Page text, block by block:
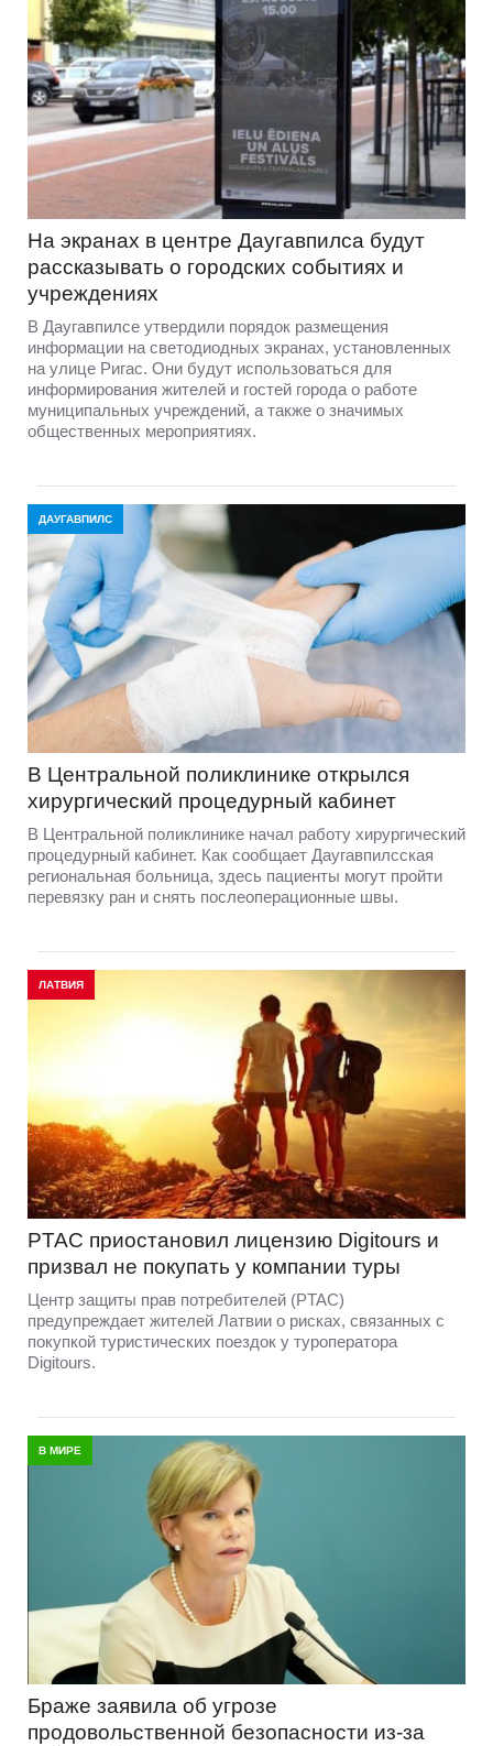
На экранах в центре Даугавпилса будут
рассказывать о городских событиях и
учреждениях
В Даугавпилсе утвердили порядок размещения
информации на светодиодных экранах, установленных
на улице Ригас. Они будут использоваться для
информирования жителей и гостей города о работе
муниципальных учреждений, а также о значимых
общественных мероприятиях.
ДАУГАВПИЛС
В Центральной поликлинике открылся
хирургический процедурный кабинет
В Центральной поликлинике начал работу хирургический
процедурный кабинет. Как сообщает Даугавпилсская
региональная больница, здесь пациенты могут пройти
перевязку ран и снять послеоперационные швы.
ЛАТВИЯ
PTAC приостановил лицензию Digitours и
призвал не покупать у компании туры
Центр защиты прав потребителей (PTAC)
предупреждает жителей Латвии о рисках, связанных с
покупкой туристических поездок у туроператора
Digitours.
В МИРЕ
Браже заявила об угрозе
продовольственной безопасности из-за